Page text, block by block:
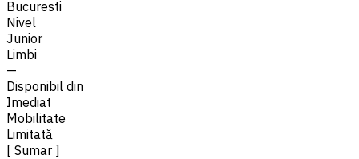
Bucuresti
Nivel
Junior
Limbi
—
Disponibil din
Imediat
Mobilitate
Limitată
[ Sumar ]